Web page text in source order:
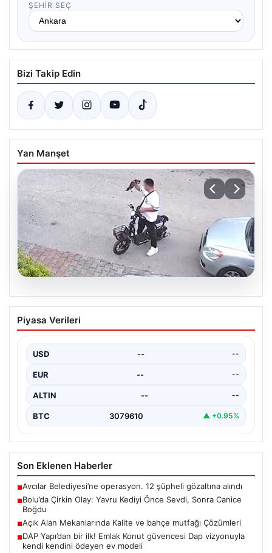
ŞEHIR SEÇ
Bizi Takip Edin
Yan Manşet
Bolu’da Çirkin Olay: Yavru Kediyi Önce
Sevdi, Sonra Canice Boğdu
derinden sarstı. Beşkavaklar Mahallesi Melis Sokak'ta
meydana…
Piyasa Verileri
USD -- --
EUR -- --
ALTIN -- --
BTC 3079610 ▲ +0.95%
Son Eklenen Haberler
■Avcılar Belediyesi’ne operasyon. 12 şüpheli gözaltına alındı
■Bolu’da Çirkin Olay: Yavru Kediyi Önce Sevdi, Sonra Canice
Boğdu
■Açık Alan Mekanlarında Kalite ve bahçe mutfağı Çözümleri
■DAP Yapı’dan bir ilk! Emlak Konut güvencesi Dap vizyonuyla
kendi kendini ödeyen ev modeli